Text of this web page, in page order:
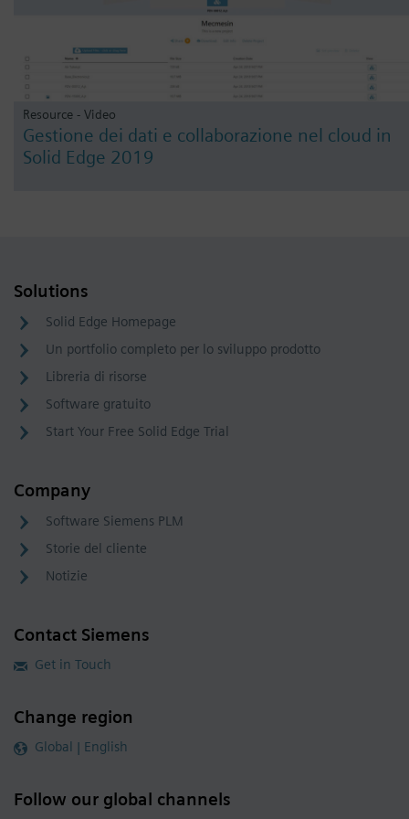
Resource - Video
Gestione dei dati e collaborazione nel cloud in
Solid Edge 2019
Solutions
Solid Edge Homepage
Un portfolio completo per lo sviluppo prodotto
Libreria di risorse
Software gratuito
Start Your Free Solid Edge Trial
Company
Software Siemens PLM
Storie del cliente
Notizie
Contact Siemens
Get in Touch
Change region
Global | English
Follow our global channels